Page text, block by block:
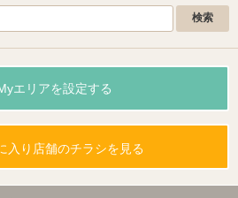
エリアを設定する
入り店舗のチラシを見る